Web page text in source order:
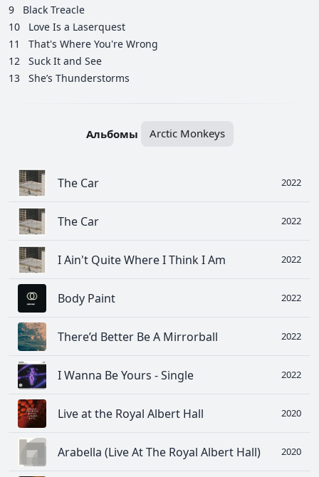
9
Black Treacle
10
Love Is a Laserquest
11
That's Where You're Wrong
12
Suck It and See
13
She’s Thunderstorms
Альбомы Arctic Monkeys
The Car 2022
The Car 2022
I Ain't Quite Where I Think I Am 2022
Body Paint 2022
There’d Better Be A Mirrorball 2022
I Wanna Be Yours - Single 2022
Live at the Royal Albert Hall 2020
Arabella (Live At The Royal Albert Hall) 2020